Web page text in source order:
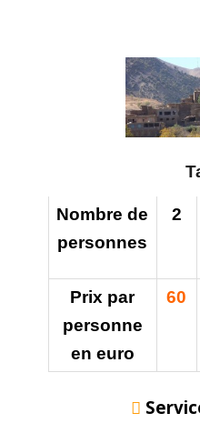
Nombre de
personnes
2
Prix par
personne
en euro
60